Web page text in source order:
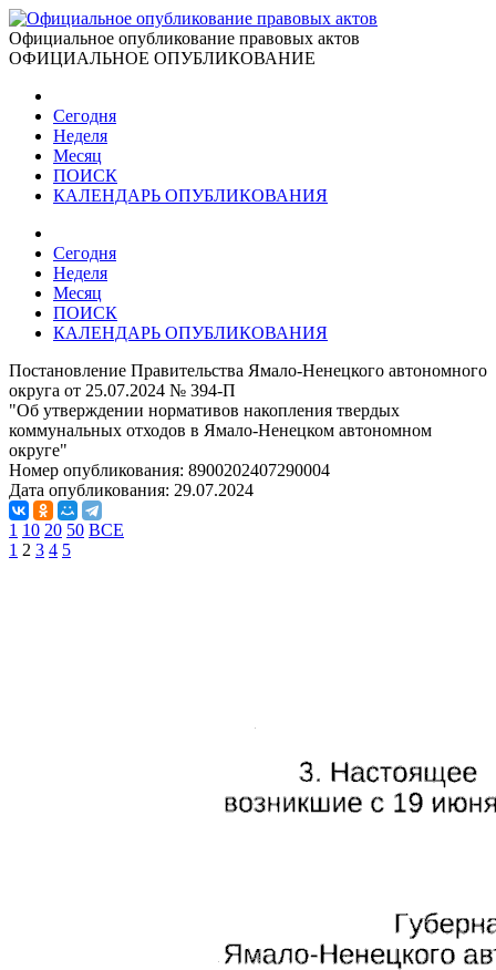
Официальное опубликование правовых актов
ОФИЦИАЛЬНОЕ ОПУБЛИКОВАНИЕ
Сегодня
Неделя
Месяц
ПОИСК
КАЛЕНДАРЬ ОПУБЛИКОВАНИЯ
Сегодня
Неделя
Месяц
ПОИСК
КАЛЕНДАРЬ ОПУБЛИКОВАНИЯ
Постановление Правительства Ямало-Ненецкого автономного
округа от 25.07.2024 № 394-П
"Об утверждении нормативов накопления твердых
коммунальных отходов в Ямало-Ненецком автономном
округе"
Номер опубликования: 8900202407290004
Дата опубликования: 29.07.2024
1 10 20 50 ВСЕ
1 2 3 4 5